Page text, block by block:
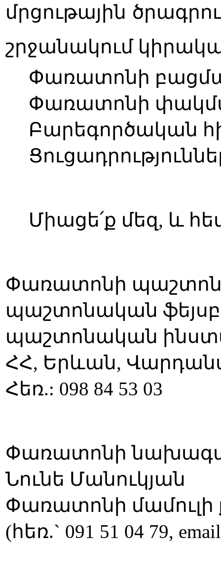
մրցութային
շրջանակում
Փառատոնի բացման
Փառատոնի փակման
Բարեգործական
Միացե՛ք մեզ, և
Փառատոնի
պաշտոնական
պաշտոնական
ՀՀ, Երևան,
Հեռ.: 098 84 53 03
Փառատոնի
Նունե Մանուկյան
Փառատոնի մամուլի
(հեռ.` 091 51 04 79,